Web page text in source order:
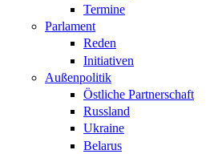
Termine
Parlament
Reden
Initiativen
Außenpolitik
Östliche Partnerschaft
Russland
Ukraine
Belarus